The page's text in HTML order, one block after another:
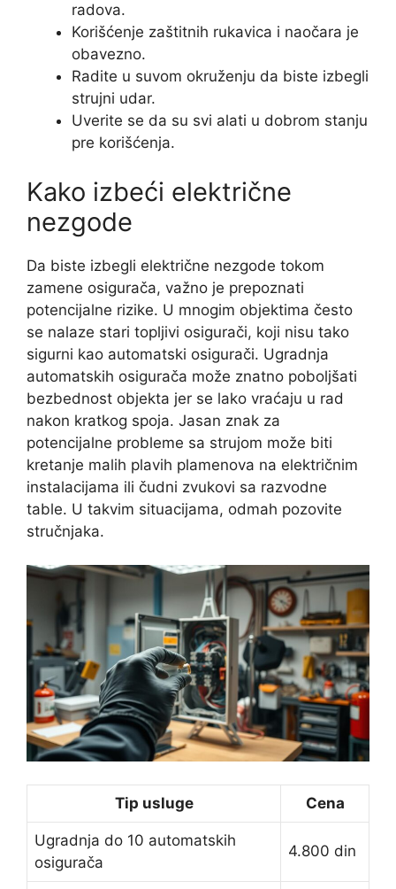
radova.
Korišćenje zaštitnih rukavica i naočara je
obavezno.
Radite u suvom okruženju da biste izbegli
strujni udar.
Uverite se da su svi alati u dobrom stanju
pre korišćenja.
Kako izbeći električne
nezgode
Da biste izbegli električne nezgode tokom
zamene osigurača, važno je prepoznati
potencijalne rizike. U mnogim objektima često
se nalaze stari topljivi osigurači, koji nisu tako
sigurni kao automatski osigurači. Ugradnja
automatskih osigurača može znatno poboljšati
bezbednost objekta jer se lako vraćaju u rad
nakon kratkog spoja. Jasan znak za
potencijalne probleme sa strujom može biti
kretanje malih plavih plamenova na električnim
instalacijama ili čudni zvukovi sa razvodne
table. U takvim situacijama, odmah pozovite
stručnjaka.
Tip usluge Cena
Ugradnja do 10 automatskih
osigurača
4.800 din